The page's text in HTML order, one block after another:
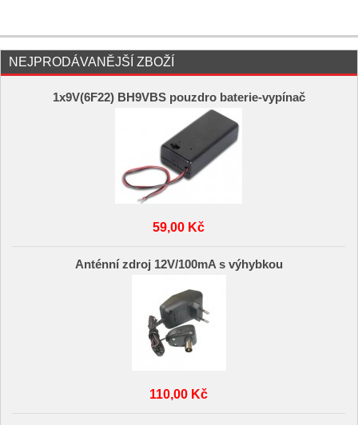
NEJPRODÁVANĚJŠÍ ZBOŽÍ
1x9V(6F22) BH9VBS pouzdro baterie-vypínač
59,00 Kč
Anténní zdroj 12V/100mA s výhybkou
110,00 Kč